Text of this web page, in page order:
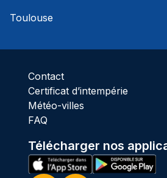
Toulouse
Contact
Certificat d’intempérie
Météo-villes
FAQ
Télécharger nos